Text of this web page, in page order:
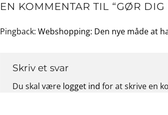
EN KOMMENTAR TIL “GØR DIG
Pingback: Webshopping: Den nye måde at
Skriv et svar
Du skal være logget ind for at skrive en